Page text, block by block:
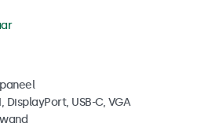
DisplayPort, USB-C, VGA